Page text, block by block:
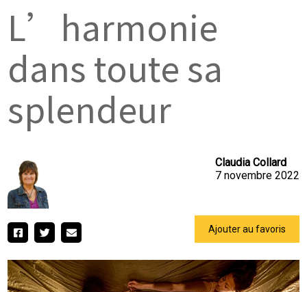
L’harmonie
dans toute sa
splendeur
Claudia Collard
7 novembre 2022
Ajouter au favoris